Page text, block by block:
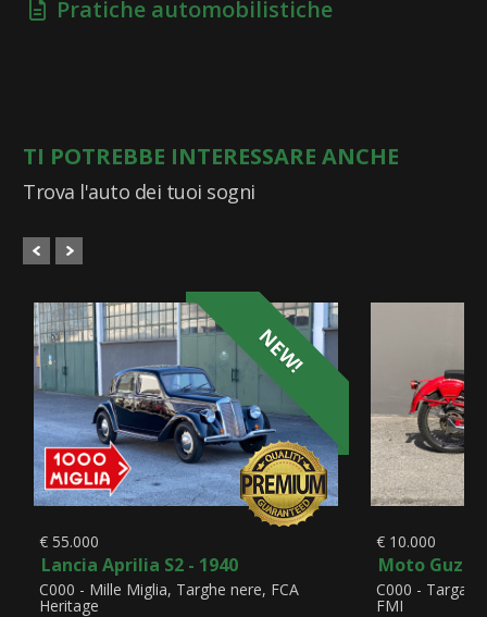
Pratiche automobilistiche
TI POTREBBE INTERESSARE ANCHE
Trova l'auto dei tuoi sogni
NEW!
€ 55.000
Lancia Aprilia S2 - 1940
C000 - Mille Miglia, Targhe nere, FCA
Heritage
€ 10.000
Moto Guzzi
C000 - Targa
FMI